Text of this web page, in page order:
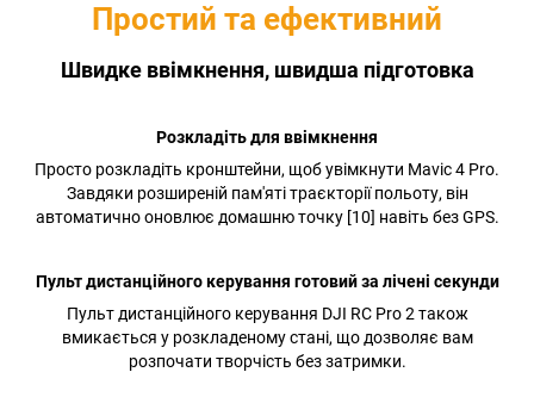
Простий та ефективний
Швидке ввімкнення, швидша підготовка
Розкладіть для ввімкнення
Просто розкладіть кронштейни, щоб увімкнути Mavic 4 Pro.
Завдяки розширеній пам'яті траєкторії польоту, він
автоматично оновлює домашню точку [10] навіть без GPS.
Пульт дистанційного керування готовий за лічені секунди
Пульт дистанційного керування DJI RC Pro 2 також
вмикається у розкладеному стані, що дозволяє вам
розпочати творчість без затримки.